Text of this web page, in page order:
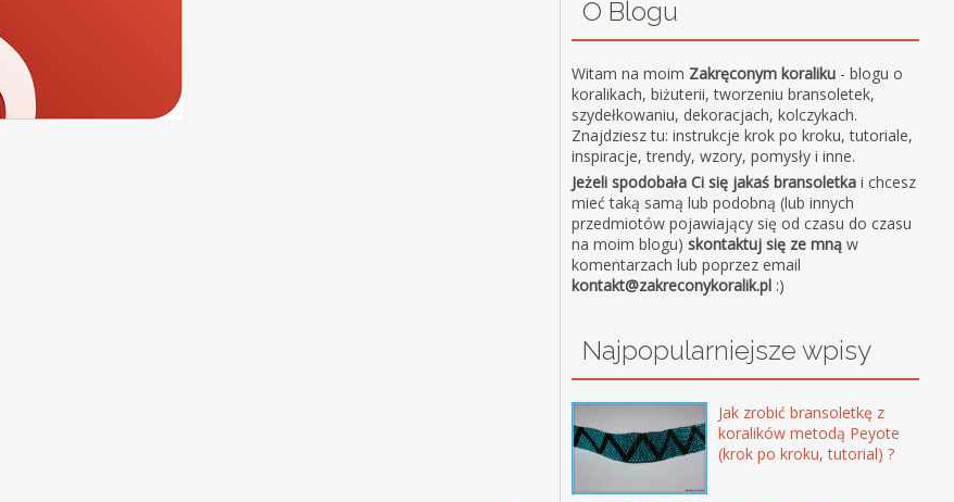
O Blogu
Witam na moim Zakręconym koraliku - blogu o
koralikach, biżuterii, tworzeniu bransoletek,
szydełkowaniu, dekoracjach, kolczykach.
Znajdziesz tu: instrukcje krok po kroku, tutoriale,
inspiracje, trendy, wzory, pomysły i inne.
Jeżeli spodobała Ci się jakaś bransoletka i chcesz
mieć taką samą lub podobną (lub innych
przedmiotów pojawiający się od czasu do czasu
na moim blogu)skontaktuj się ze mną w
komentarzach lub poprzez email
kontakt@zakreconykoralik.pl :)
Najpopularniejsze wpisy
Jak zrobić bransoletkę z
koralików metodą Peyote
(krok po kroku, tutorial) ?